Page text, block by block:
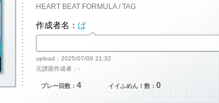
HEART BEAT FORMULA / TAG
作成者名： ぱ
upload：2025/07/09 21:32
元譜面作成者：-
プレー回数： 4 イイふめん！数： 0